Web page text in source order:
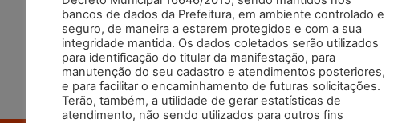
bancos de dados da Prefeitura, em ambiente controlado e
seguro, de maneira a estarem protegidos e com a sua
integridade mantida. Os dados coletados serão utilizados
para identificação do titular da manifestação, para
manutenção do seu cadastro e atendimentos posteriores,
e para facilitar o encaminhamento de futuras solicitações.
Terão, também, a utilidade de gerar estatísticas de
atendimento, não sendo utilizados para outros fins